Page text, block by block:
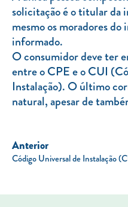
solicitação é o titular da
mesmo os moradores do
informado.
O consumidor deve ter
entre o CPE e o CUI
Instalação). O último
natural, apesar de
Anterior
Código Universal de Instalação